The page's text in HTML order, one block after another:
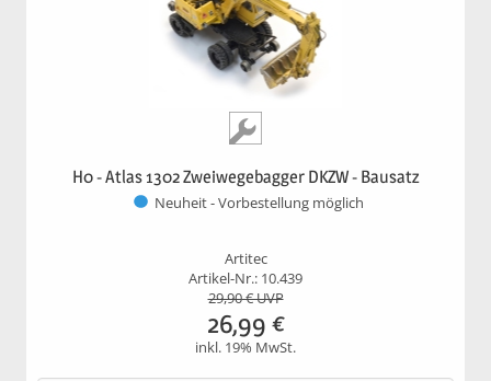
H0 - Atlas 1302 Zweiwegebagger DKZW - Bausatz
Neuheit - Vorbestellung möglich
Artitec
Artikel-Nr.: 10.439
29,90€ UVP
26,99 €
inkl. 19% MwSt.